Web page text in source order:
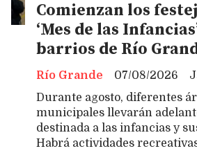
Comienzan los
‘Mes de las
barrios de Río
Río Grande
07/08/2026
Durante agosto, diferentes
municipales llevarán
destinada a las infancias y
Habrá actividades